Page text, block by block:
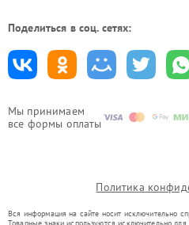
Мы принимаем
все формы оплаты
Поделиться в соц. сетях:
Политика
Вся информация на сайте носит исключительно